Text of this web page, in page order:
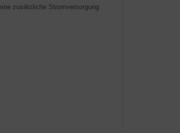
zusätzliche Stromversorgung